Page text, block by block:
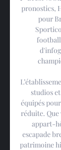
pronostics,
pour
studios
équipés
réduite.
appart-
escapade
patrimoine